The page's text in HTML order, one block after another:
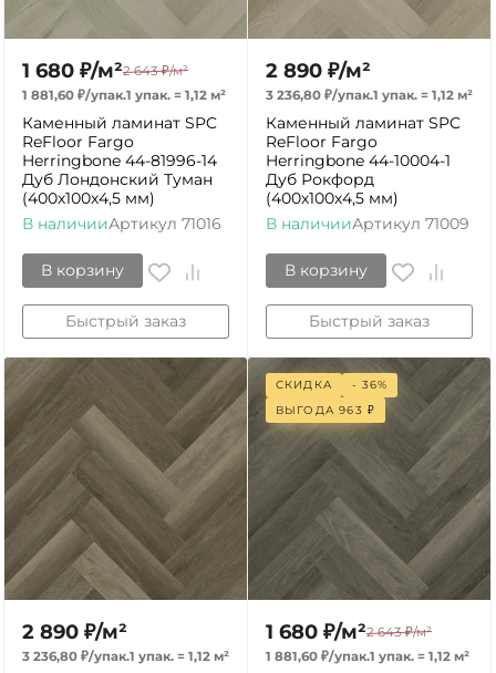
1 680 ₽/м²2 643 ₽/м²
1 881,60 ₽/упак.1 упак. = 1,12 м²
Каменный ламинат SPC
ReFloor Fargo
Herringbone 44-81996-14
Дуб Лондонский Туман
(400х100х4,5 мм)
В наличииАртикул 71016
В корзину
Быстрый заказ
2 890 ₽/м²
3 236,80 ₽/упак.1 упак. = 1,12 м²
Каменный ламинат SPC
ReFloor Fargo
Herringbone 44-10004-1
Дуб Рокфорд
(400х100х4,5 мм)
В наличииАртикул 71009
В корзину
Быстрый заказ
2 890 ₽/м²
3 236,80 ₽/упак.1 упак. = 1,12 м²
СКИДКА
- 36%
ВЫГОДА963 ₽
1 680 ₽/м²2 643 ₽/м²
1 881,60 ₽/упак.1 упак. = 1,12 м²